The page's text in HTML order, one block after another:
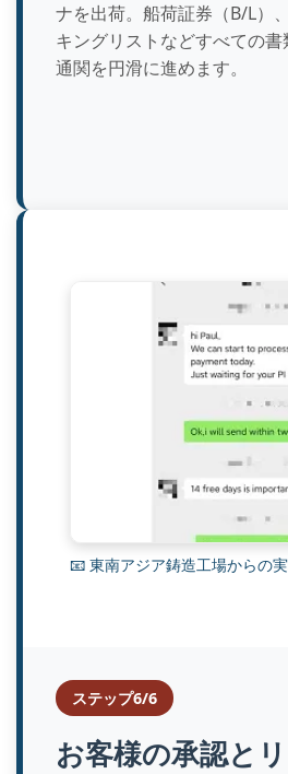
ナを出荷。船荷証券（B/L）
キングリストなどすべての書
通関を円滑に進めます。
ステップ6/6
お客様の承認と
📧 東南アジア鋳造工場からの